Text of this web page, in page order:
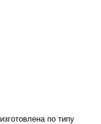
по типу